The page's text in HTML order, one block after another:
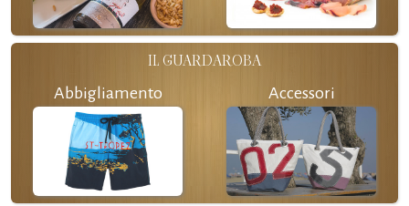
IL GUARDAROBA
Abbigliamento Accessori